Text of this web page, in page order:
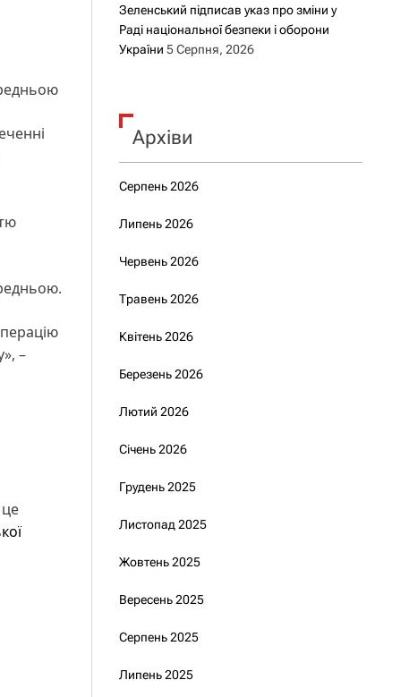
–
Зеленський підписав указ про зміни у
Раді національної безпеки і оборони
України 5 Серпня, 2026
Архіви
Серпень 2026
Липень 2026
Червень 2026
Травень 2026
Квітень 2026
Березень 2026
Лютий 2026
Січень 2026
Грудень 2025
Листопад 2025
Жовтень 2025
Вересень 2025
Серпень 2025
Липень 2025